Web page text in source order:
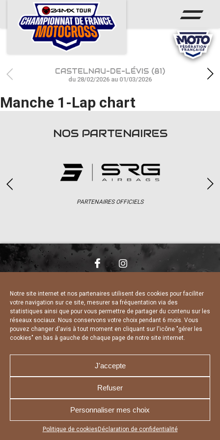
Notre site internet et nos partenaires utilisent des cookies pour faciliter
votre navigation sur ce site, mesurer sa fréquentation via des
statistiques ainsi que pour vous permettre de partager du contenu sur les
réseaux sociaux. Nous conservons votre choix pendant 6 mois. Vous
pouvez changer d'avis à tout moment en cliquant sur l'icône "gérer les
cookies" en bas à gauche de chaque page de notre site internet.
J'accepte
Refuser
Personnaliser mes choix
Politique de cookies Déclaration de confidentialité
Appuyez sur le bouton partager en bas de votre
ACCUEIL
ACTUS
CALENDRIER
RÉSULTATS
PHOTOS / WEB TV
CASTELNAU-DE-LÉVIS (81)
du 28/02/2026 au 01/03/2026
Manche 1-Lap chart
NOS PARTENAIRES
PARTENAIRES OFFICIELS
CHARTE DE CONFIDENTIALITÉ
DÉCLARATION DE CONFIDENTIALITÉ
POLITIQUE D’UTILISATION DES COOKIES
RÉALISÉ PAR L’AGENCE WEB A3 WEB